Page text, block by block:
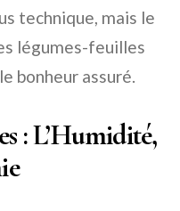
technique, mais le
légumes-feuilles
bonheur assuré.
: L’Humidité,